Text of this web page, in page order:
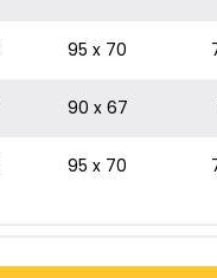
95 x 70
90 x 67
95 x 70